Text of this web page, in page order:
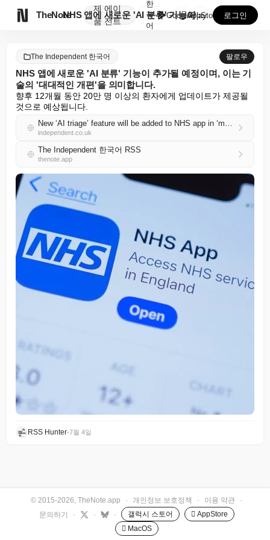
TheNote
제
품
에이
전트
NHS 앱에 새로운 'AI 분류' 기능이 추가될 예정이...
한
국
어
GooglePlay
AppStore 로그인
The Independent 한국어 팔로우
NHS 앱에 새로운 'AI 분류' 기능이 추가될 예정이며, 이는 기
술의 '대대적인 개편'을 의미합니다.
향후 12개월 동안 20만 명 이상의 환자에게 업데이트가 제공될
것으로 예상됩니다.
New ‘AI triage’ feature will be added to NHS app in ‘major overhaul’ of tech
independent.co.uk
The Independent 한국어 RSS
thenote.app
RSS Hunter•7월 4일
© 2015-2026, TheNote.app · 개인정보 보호정책 · 이용 약관
·
문의하기
· · · 갤럭시 스토어
 AppStore
 MacOS